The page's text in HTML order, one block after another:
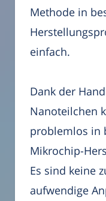
Methode in
einfach.
Dank der
Nanoteilchen
problemlos in
Mikrochip-
Es sind keine
aufwendige